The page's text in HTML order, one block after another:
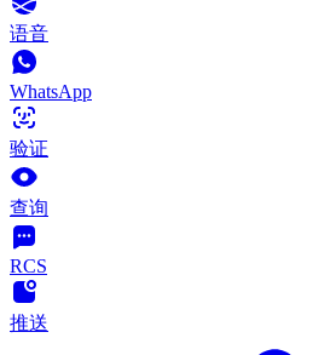
语音
WhatsApp
验证
查询
RCS
推送